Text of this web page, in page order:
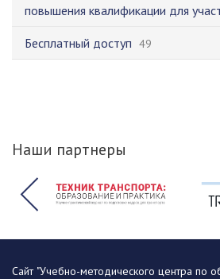
повышения квалификации для
Бесплатный доступ 49
Наши партнеры
Сайт "Учебно-методического центра по